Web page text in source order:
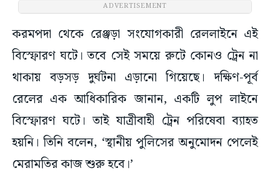
ADVERTISEMENT
করমপদা থেকে রেঞ্জড়া সংযোগকারী রেললাইনে এই
বিস্ফোরণ ঘটে। তবে সেই সময়ে রুটে কোনও ট্রেন না
থাকায় বড়সড় দুর্ঘটনা এড়ানো গিয়েছে। দক্ষিণ-পূর্ব
রেলের এক আধিকারিক জানান, একটি লুপ লাইনে
বিস্ফোরণ ঘটে। তাই যাত্রীবাহী ট্রেন পরিষেবা ব্যাহত
হয়নি। তিনি বলেন, ‘স্থানীয় পুলিসের অনুমোদন পেলেই
মেরামতির কাজ শুরু হবে।’